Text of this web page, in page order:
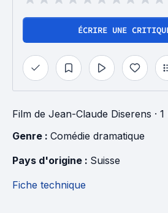
ÉCRIRE UNE
Film de Jean-Claude Diserens ·
Genre : Comédie dramatique
Pays d'origine : Suisse
Fiche technique